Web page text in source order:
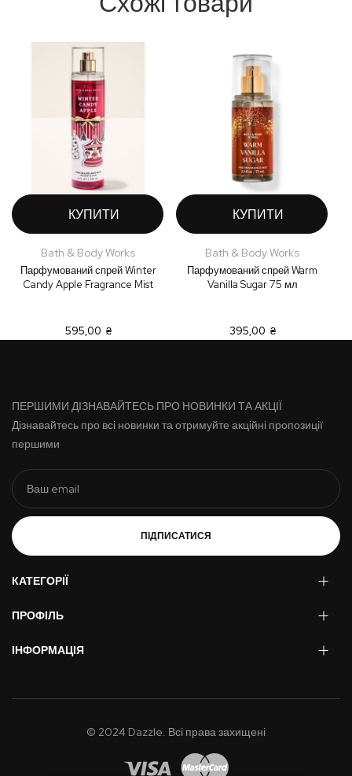
КУПИТИ
Bath & Body Works
Парфумований спрей Winter
Candy Apple Fragrance Mist
595,00 ₴
КУПИТИ
Bath & Body Works
Парфумований спрей Warm
Vanilla Sugar 75 мл
395,00 ₴
ПЕРШИМИ ДІЗНАВАЙТЕСЬ ПРО НОВИНКИ ТА АКЦІЇ
Дізнавайтесь про всі новинки та отримуйте акційні пропозиції
першими
ПІДПИСАТИСЯ
КАТЕГОРІЇ
ПРОФІЛЬ
ІНФОРМАЦІЯ
© 2024 Dazzle. Всі права захищені